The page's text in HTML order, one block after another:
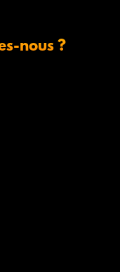
nous ?